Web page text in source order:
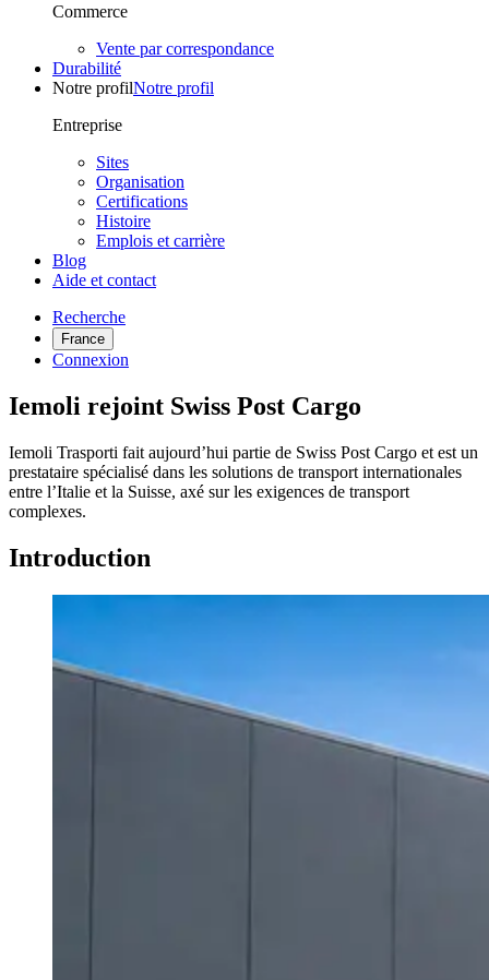
Commerce
Vente par correspondance
Durabilité
Notre profilNotre profil
Entreprise
Sites
Organisation
Certifications
Histoire
Emplois et carrière
Blog
Aide et contact
Recherche
France
Connexion
Iemoli rejoint Swiss Post Cargo
Iemoli Trasporti fait aujourd’hui partie de Swiss Post Cargo et est un
prestataire spécialisé dans les solutions de transport internationales
entre l’Italie et la Suisse, axé sur les exigences de transport
complexes.
Introduction